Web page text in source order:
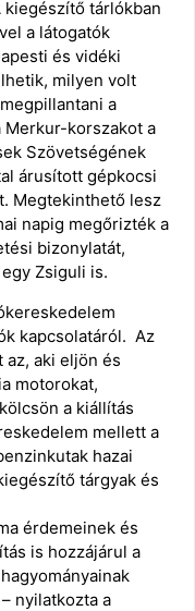
kiegészítő tárlókban
a látogatók
és vidéki
milyen volt
a
Merkur-korszakot a
Szövetségének
árusított gépkocsi
Megtekinthető lesz
napig megőrizték a
bizonylatát,
Zsiguli is.
kapcsolatáról. Az
az, aki eljön és
motorokat,
a kiállítás
mellett a
hazai
tárgyak és
érdemeinek és
is hozzájárul a
nyilatkozta a